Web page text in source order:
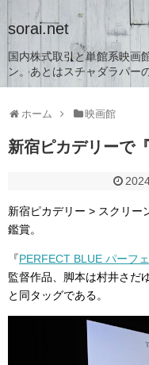
sorai.net
国内株式取引と単館系映画
ン。あとはスチャダラパー
ホーム 映画館
新宿ピカデリーで
新宿ピカデリー > スクリー
鑑賞。
『PERFECT BLUE パーフ
監督作品、脚本は村井さだ
と同タッグである。